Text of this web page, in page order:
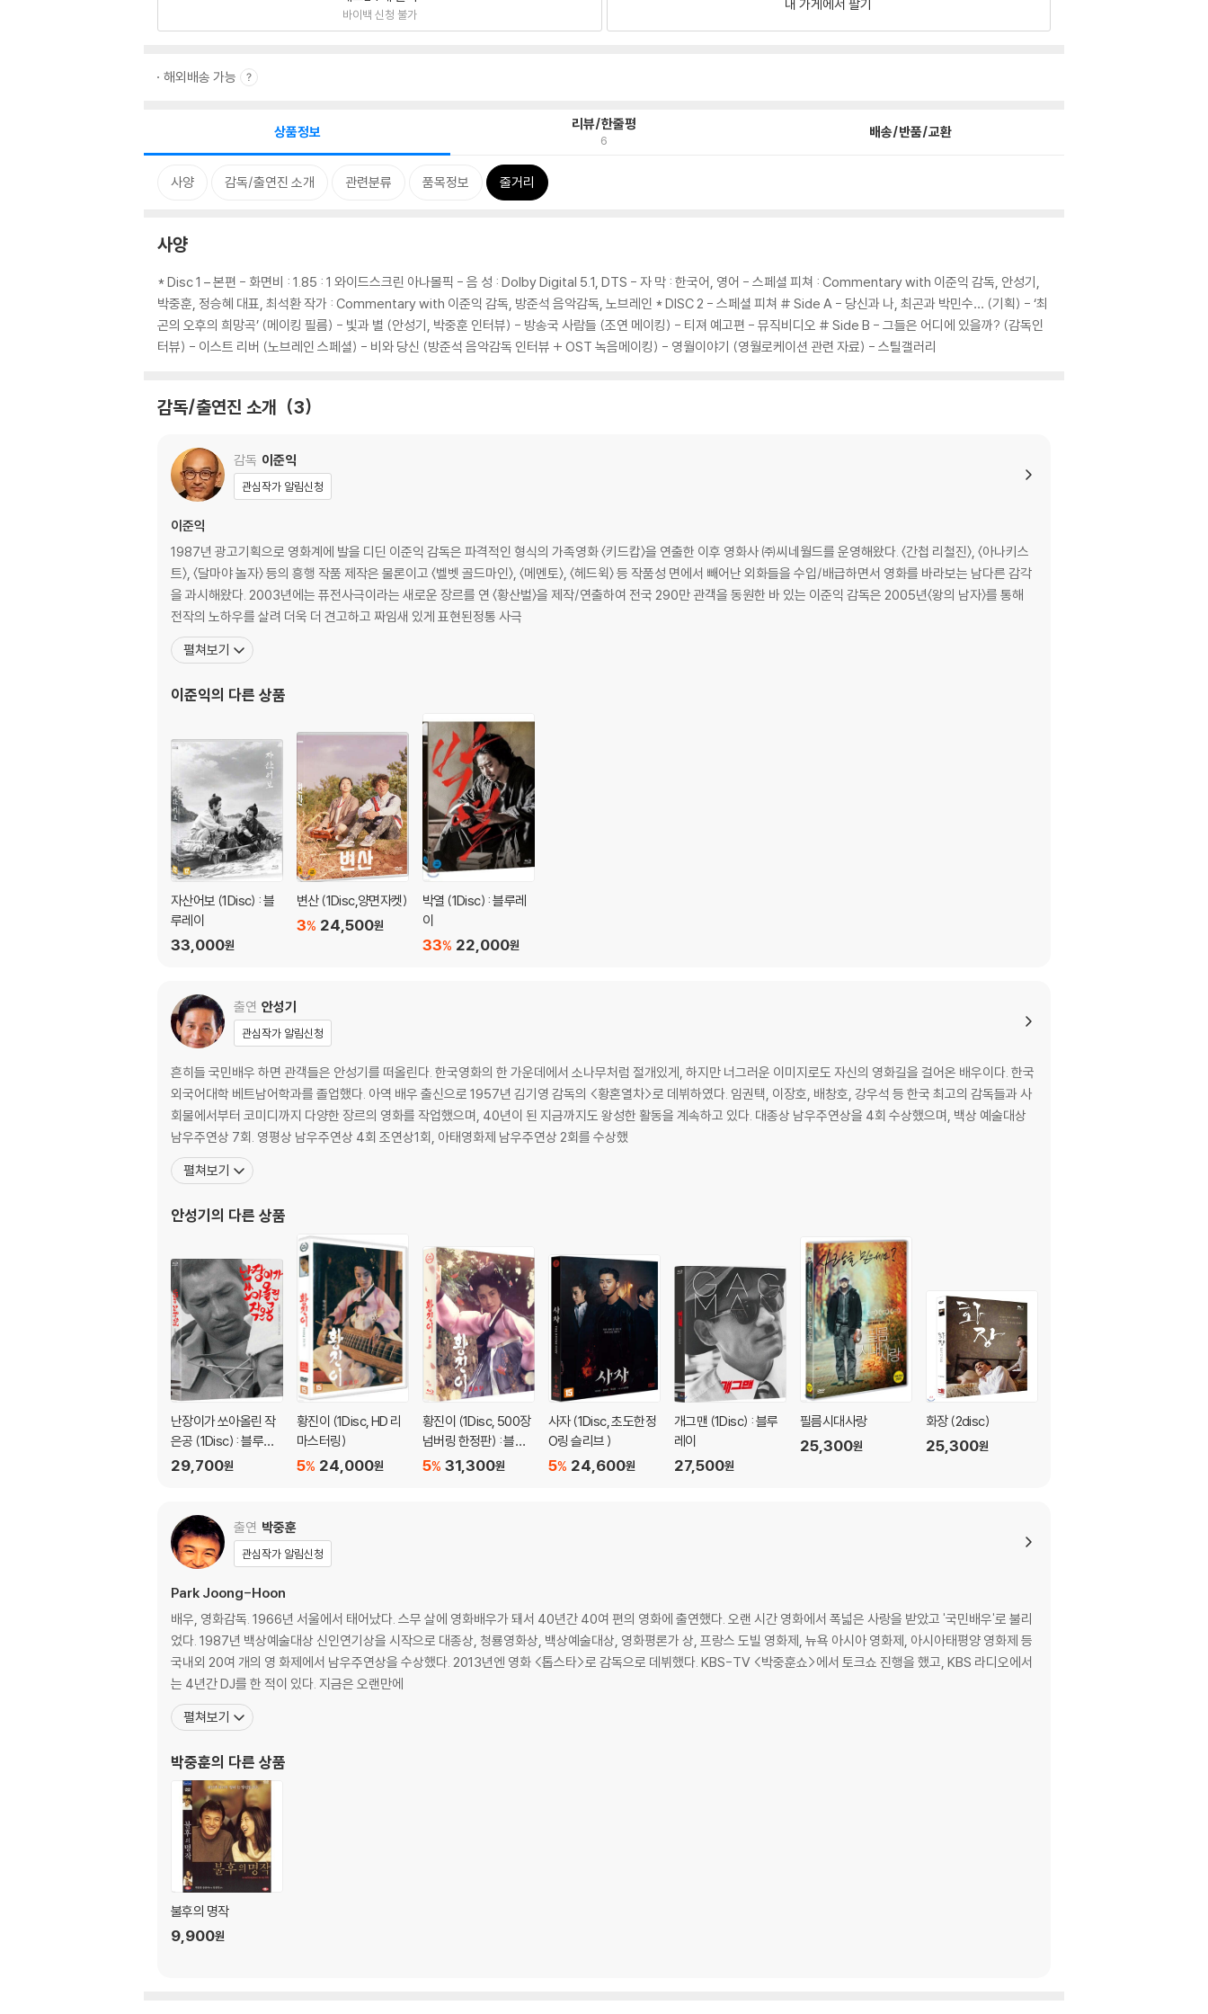
바이백 신청 불가
내 가게에서 팔기
해외배송 가능
상품정보 리뷰/한줄평
6 배송/반품/교환
사양 감독/출연진 소개 관련분류 품목정보 줄거리
사양
* Disc 1 – 본편 - 화면비 : 1.85 : 1 와이드스크린 아나몰픽 - 음 성 : Dolby Digital 5.1, DTS - 자 막 : 한국어, 영어 - 스페셜 피쳐 : Commentary with 이준익 감독, 안성기,
박중훈, 정승혜 대표, 최석환 작가 : Commentary with 이준익 감독, 방준석 음악감독, 노브레인 * DISC 2 - 스페셜 피쳐 # Side A - 당신과 나, 최곤과 박민수… (기획) - ‘최
곤의 오후의 희망곡’ (메이킹 필름) - 빛과 별 (안성기, 박중훈 인터뷰) - 방송국 사람들 (조연 메이킹) - 티져 예고편 - 뮤직비디오 # Side B - 그들은 어디에 있을까? (감독인
터뷰) - 이스트 리버 (노브레인 스페셜) - 비와 당신 (방준석 음악감독 인터뷰 + OST 녹음메이킹) - 영월이야기 (영월로케이션 관련 자료) - 스틸갤러리
감독/출연진 소개 3
감독 이준익
관심작가 알림신청
이준익
1987년 광고기획으로 영화계에 발을 디딘 이준익 감독은 파격적인 형식의 가족영화 〈키드캅〉을 연출한 이후 영화사 ㈜씨네월드를 운영해왔다. 〈간첩 리철진〉, 〈아나키스
트〉, 〈달마야 놀자〉 등의 흥행 작품 제작은 물론이고 〈벨벳 골드마인〉, 〈메멘토〉, 〈헤드윅〉 등 작품성 면에서 빼어난 외화들을 수입/배급하면서 영화를 바라보는 남다른 감각
을 과시해왔다. 2003년에는 퓨전사극이라는 새로운 장르를 연 〈황산벌〉을 제작/연출하여 전국 290만 관객을 동원한 바 있는 이준익 감독은 2005년〈왕의 남자〉를 통해
전작의 노하우를 살려 더욱 더 견고하고 짜임새 있게 표현된정통 사극
펼쳐보기
이준익의 다른 상품
자산어보 (1Disc) : 블
루레이
33,000원
변산 (1Disc,양면자켓)
24,500원
3%
박열 (1Disc) : 블루레
이
22,000원
33%
출연 안성기
관심작가 알림신청
흔히들 국민배우 하면 관객들은 안성기를 떠올린다. 한국영화의 한 가운데에서 소나무처럼 절개있게, 하지만 너그러운 이미지로도 자신의 영화길을 걸어온 배우이다. 한국
외국어대학 베트남어학과를 졸업했다. 아역 배우 출신으로 1957년 김기영 감독의 <황혼열차>로 데뷔하였다. 임권택, 이장호, 배창호, 강우석 등 한국 최고의 감독들과 사
회물에서부터 코미디까지 다양한 장르의 영화를 작업했으며, 40년이 된 지금까지도 왕성한 활동을 계속하고 있다. 대종상 남우주연상을 4회 수상했으며, 백상 예술대상
남우주연상 7회. 영평상 남우주연상 4회 조연상1회, 아태영화제 남우주연상 2회를 수상했
펼쳐보기
안성기 의 다른 상품
난장이가 쏘아올린 작
은공 (1Disc) : 블루레
이
29,700원
황진이 (1Disc, HD 리
마스터링)
24,000원
5%
황진이 (1Disc, 500장
넘버링 한정판) : 블루
레이 31,300원
5%
사자 (1Disc, 초도한정
O링 슬리브 )
24,600원
5%
개그맨 (1Disc) : 블루
레이
27,500원
필름시대사랑
25,300원
화장 (2disc)
25,300원
출연 박중훈
관심작가 알림신청
Park Joong-Hoon
배우, 영화감독. 1966년 서울에서 태어났다. 스무 살에 영화배우가 돼서 40년간 40여 편의 영화에 출연했다. 오랜 시간 영화에서 폭넓은 사랑을 받았고 '국민배우'로 불리
었다. 1987년 백상예술대상 신인연기상을 시작으로 대종상, 청룡영화상, 백상예술대상, 영화평론가 상, 프랑스 도빌 영화제, 뉴욕 아시아 영화제, 아시아태평양 영화제 등
국내외 20여 개의 영 화제에서 남우주연상을 수상했다. 2013년엔 영화 <톱스타>로 감독으로 데뷔했다. KBS-TV <박중훈쇼>에서 토크쇼 진행을 했고, KBS 라디오에서
는 4년간 DJ를 한 적이 있다. 지금은 오랜만에
펼쳐보기
박중훈의 다른 상품
불후의 명작
9,900원